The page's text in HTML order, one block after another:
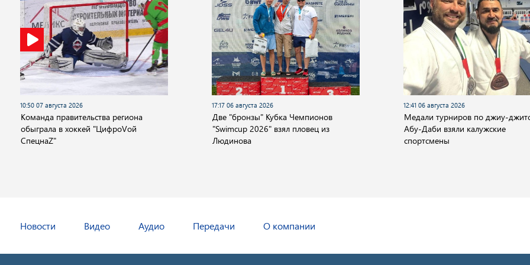
10:50 07 августа 2026
Команда правительства региона
обыграла в хоккей "ЦифроVой
СпецнаZ"
17:17 06 августа 2026
Две "бронзы" Кубка Чемпионов
"Swimcup 2026" взял пловец из
Людинова
12:41 06 августа 2026
Медали турниров по джиу-
Абу-Даби взяли калужские
спортсмены
Новости Видео Аудио Передачи О компании